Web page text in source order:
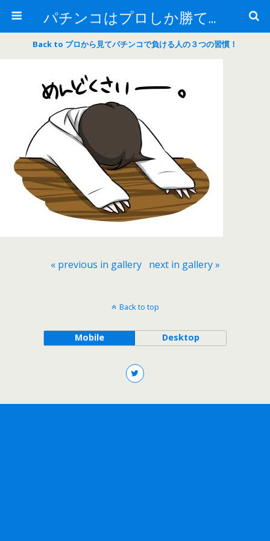
パチンコはプロしか勝てない！
Back to プロから見てパチンコで負ける人の３つの習慣！
« previous in gallery next in gallery »
Back to top
Mobile Desktop